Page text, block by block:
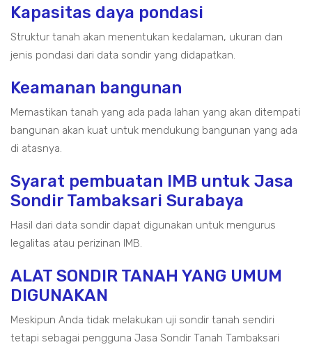
Kapasitas daya pondasi
Struktur tanah akan menentukan kedalaman, ukuran dan
jenis pondasi dari data sondir yang didapatkan.
Keamanan bangunan
Memastikan tanah yang ada pada lahan yang akan ditempati
bangunan akan kuat untuk mendukung bangunan yang ada
di atasnya.
Syarat pembuatan IMB untuk Jasa
Sondir Tambaksari Surabaya
Hasil dari data sondir dapat digunakan untuk mengurus
legalitas atau perizinan IMB.
ALAT SONDIR TANAH YANG UMUM
DIGUNAKAN
Meskipun Anda tidak melakukan uji sondir tanah sendiri
tetapi sebagai pengguna Jasa Sondir Tanah Tambaksari